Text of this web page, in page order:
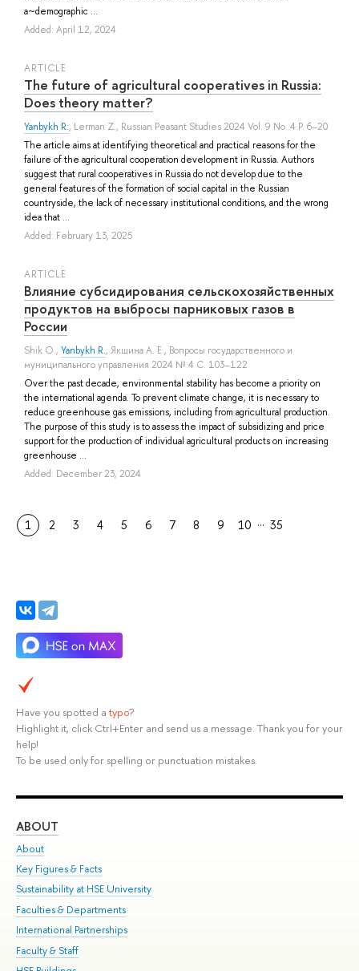
a~demographic ...
Added: April 12, 2024
ARTICLE
The future of agricultural cooperatives in Russia:
Does theory matter?
Yanbykh R., Lerman Z., Russian Peasant Studies 2024 Vol. 9 No. 4 P. 6–20
The article aims at identifying theoretical and practical reasons for the
failure of the agricultural cooperation development in Russia. Authors
suggest that rural cooperatives in Russia do not develop due to the
general features of the formation of social capital in the Russian
countryside, the lack of necessary institutional conditions, and the wrong
idea that ...
Added: February 13, 2025
ARTICLE
Влияние субсидирования сельскохозяйственных
продуктов на выбросы парниковых газов в
России
Shik O., Yanbykh R., Якшина А. Е., Вопросы государственного и
муниципального управления 2024 № 4 С. 103–122
Over the past decade, environmental stability has become a priority on
the international agenda. To prevent climate change, it is necessary to
reduce greenhouse gas emissions, including from agricultural production.
The purpose of this study is to assess the impact of subsidizing and price
support for the production of individual agricultural products on increasing
greenhouse ...
Added: December 23, 2024
1 2 3 4 5 6 7 8 9 10 … 35
Have you spotted a typo?
Highlight it, click Ctrl+Enter and send us a message. Thank you for your
help!
To be used only for spelling or punctuation mistakes.
ABOUT
About
Key Figures & Facts
Sustainability at HSE University
Faculties & Departments
International Partnerships
Faculty & Staff